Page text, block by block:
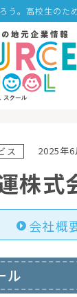
う。高校生のた
ス 2025年
株式
会社概
ル